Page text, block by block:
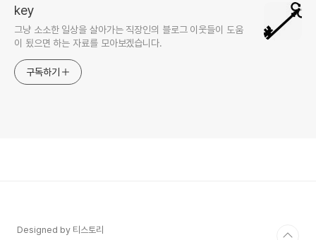
key
그냥 소소한 일상을 살아가는 직장인의 블로그 이웃들이 도움
이 됬으면 하는 자료를 모아보겠습니다.
구독하기
Designed by 티스토리